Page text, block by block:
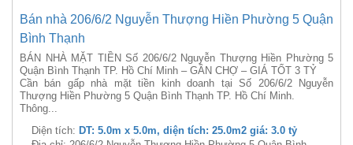
Bán nhà 206/6/2 Nguyễn Thượng Hiền Phường 5 Quận
Bình Thạnh
BÁN NHÀ MẶT TIỀN Số 206/6/2 Nguyễn Thượng Hiền Phường 5
Quận Bình Thạnh TP. Hồ Chí Minh – GẦN CHỢ – GIÁ TỐT 3 TỶ
Cần bán gấp nhà mặt tiền kinh doanh tại Số 206/6/2 Nguyễn
Thượng Hiền Phường 5 Quận Bình Thạnh TP. Hồ Chí Minh.
Thông...
Diện tích: DT: 5.0m x 5.0m, diện tích: 25.0m2 giá: 3.0 tỷ